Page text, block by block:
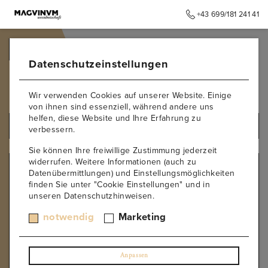
+43 699/181 241 41
Nebbiolo
REBSORTE
Albarino
Moscato
Malvasier
Manzoni Rosso
Barbera
Boal Branco
Datenschutzeinstellungen
Wir verwenden Cookies auf unserer Website. Einige
von ihnen sind essenziell, während andere uns
helfen, diese Website und Ihre Erfahrung zu
verbessern.
Sie können Ihre freiwillige Zustimmung jederzeit
widerrufen. Weitere Informationen (auch zu
Datenübermittlungen) und Einstellungsmöglichkeiten
finden Sie unter "Cookie Einstellungen" und in
unseren Datenschutzhinweisen.
notwendig Marketing
Anpassen